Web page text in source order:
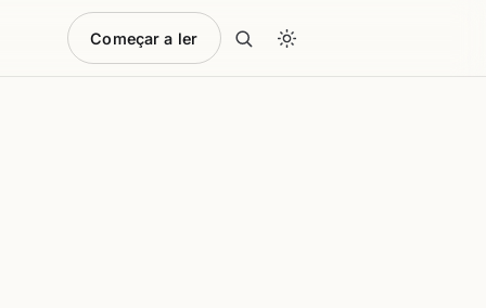
Começar a ler